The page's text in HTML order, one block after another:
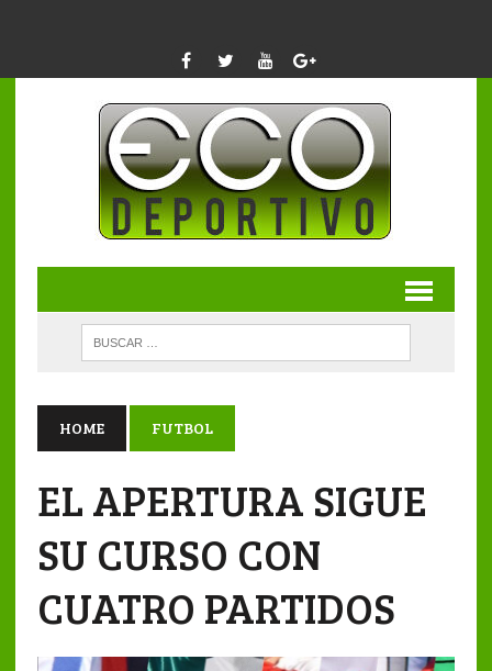
HOME FUTBOL
EL APERTURA SIGUE
SU CURSO CON
CUATRO PARTIDOS